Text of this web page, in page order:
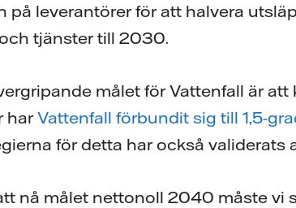
på leverantörer för att halvera
tjänster till 2030.
målet för Vattenfall är
harVattenfall förbundit sig till 1,5-
för detta har också validerats
nå målet nettonoll 2040 måste vi